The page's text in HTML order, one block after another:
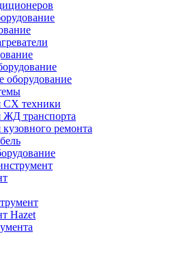
оборудование
СХ техники
ЖД транспорта
ремонта
Hazet